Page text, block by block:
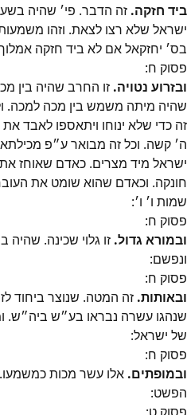
ביד חזקה. זה הדבר. פי׳ שהיה
ישראל שלא רצו לצאת. וזהו
בס׳ יחזקאל אם לא ביד חזקה
פסוק ח:
ובזרוע נטויה. זו החרב שהיה בין
שהיה מיתה משמש בין מכה למכה.
זה כדי שלא ינוחו ויתאספו לאבד
ה׳ קשה. וכל זה מבואר ע״פ
ישראל מיד מצרים. כאדם שאוחז
חונקה. וכאדם שהוא שומט את
שמות ו׳ ו׳:
פסוק ח:
ובמורא גדול. זו גלוי שכינה.
ונפשם:
פסוק ח:
ובאותות. זה המטה. שנוצר ביחוד
שנהגו עשרה נבראו בע״ש ביה״ש.
של ישראל:
פסוק ח:
ובמופתים. אלו עשר מכות כמשמעו.
הפשט: